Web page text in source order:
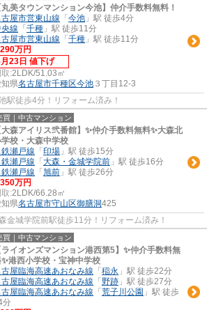
丸美タウンマンション今池】仲介手数料無料！
屋市営東山線 「 今池 」駅 徒歩4分
線 「 千種 」駅 徒歩11分
屋市営東山線 「 千種 」駅 徒歩11分
万円
23日 値下げ
取:2LDK/51.03㎡
県名古屋市千種区今池 ３丁目12-3
駅徒歩4分！リフォーム済み！
買｜中古マンション
大森アイリス弐番館】✨️仲介手数料無料✨️大森北
校・大森中学校
瀬戸線 「 印場 」駅 徒歩15分
瀬戸線 「 大森・金城学院前 」駅 徒歩16分
瀬戸線 「 旭前 」駅 徒歩26分
万円
取:2LDK/66.28㎡
県名古屋市守山区御膳洞425
金城学院前駅徒歩11分！リフォーム済み！
買｜中古マンション
ライオンズマンション港西第5】✨️仲介手数料無
港西小学校・宝神中学校
屋臨海高速あおなみ線 「 稲永 」駅 徒歩22分
屋臨海高速あおなみ線 「 野跡 」駅 徒歩27分
屋臨海高速あおなみ線 「 荒子川公園 」駅 徒歩
分